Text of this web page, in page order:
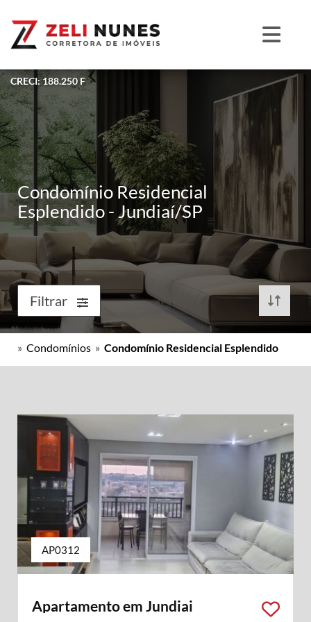
CRECI: 188.250 F
Condomínio Residencial
Esplendido - Jundiaí/SP
Filtrar
» Condomínios » Condomínio Residencial Esplendido
AP0312
Apartamento em Jundiai